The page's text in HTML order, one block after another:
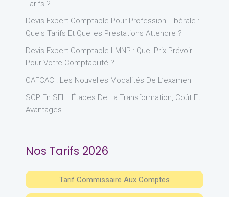
Tarifs ?
Devis Expert-Comptable Pour Profession Libérale :
Quels Tarifs Et Quelles Prestations Attendre ?
Devis Expert-Comptable LMNP : Quel Prix Prévoir
Pour Votre Comptabilité ?
CAFCAC : Les Nouvelles Modalités De L’examen
SCP En SEL : Étapes De La Transformation, Coût Et
Avantages
Nos Tarifs 2026
Tarif Commissaire Aux Comptes